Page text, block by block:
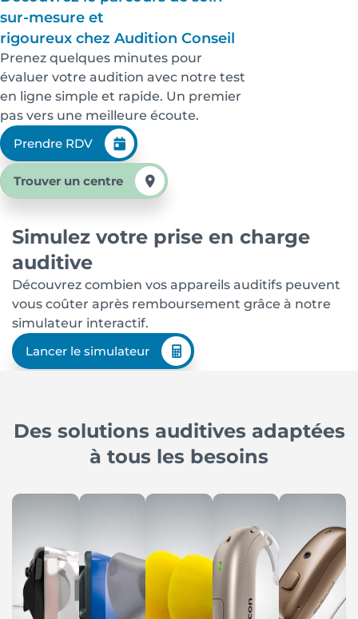
sur-mesure et
rigoureux chez Audition Conseil
Prenez quelques minutes pour
évaluer votre audition avec notre test
en ligne simple et rapide. Un premier
pas vers une meilleure écoute.
Prendre RDV
Trouver un centre
Simulez votre prise en charge
auditive
Découvrez combien vos appareils auditifs peuvent
vous coûter après remboursement grâce à notre
simulateur interactif.
Lancer le simulateur
Des solutions auditives adaptées
à tous les besoins